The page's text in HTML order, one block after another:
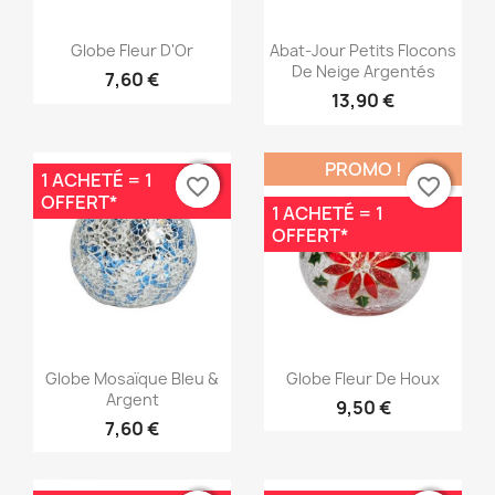
Aperçu rapide
Globe Fleur D'Or
7,60 €
Aperçu rapide
Abat-Jour Petits Flocons
De Neige Argentés
13,90 €
Aperçu rapide
Globe Mosaïque Bleu &
Argent
7,60 €
1 ACHETÉ = 1
OFFERT*
favorite_border
favorite_border
Aperçu rapide
Globe Fleur De Houx
9,50 €
PROMO !
1 ACHETÉ = 1
OFFERT*
favorite_border
favorite_border